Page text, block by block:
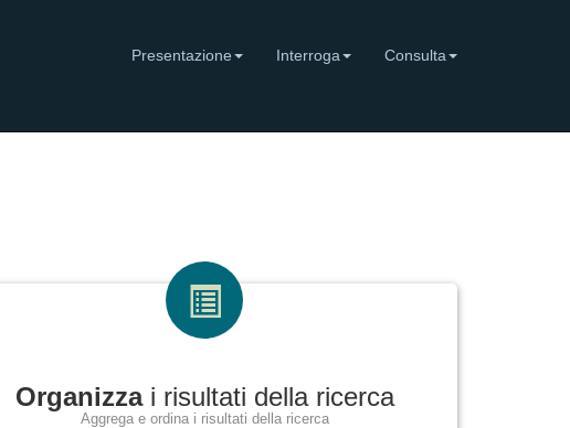
Presentazione Interroga Consulta
Organizzai risultati della ricerca
Aggrega e ordina i risultati della ricerca